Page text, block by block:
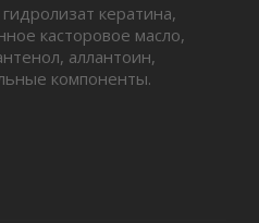
кератина,
касторовое масло,
аллантоин,
компоненты.